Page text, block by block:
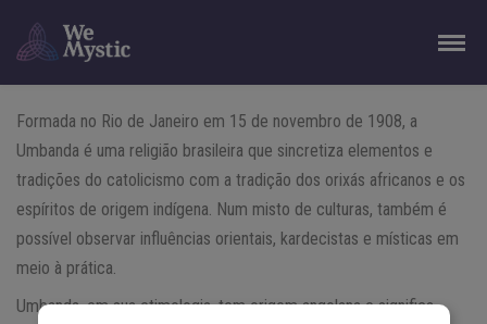
Formada no Rio de Janeiro em 15 de novembro de 1908, a
Umbanda é uma religião brasileira que sincretiza elementos e
tradições do catolicismo com a tradição dos orixás africanos e os
espíritos de origem indígena. Num misto de culturas, também é
possível observar influências orientais, kardecistas e místicas em
meio à prática.
Umbanda, em sua etimologia, tem origem angolana e significa